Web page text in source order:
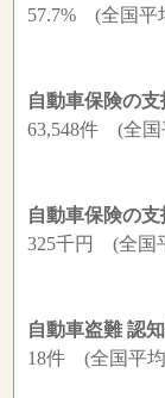
57.7% (全国平
自動車保険の
63,548件 (全国
自動車保険の
325千円 (全国
自動車盗難 認
18件 (全国平